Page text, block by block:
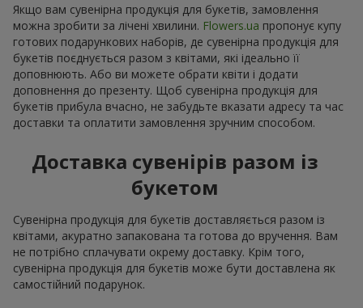
Якщо вам сувенірна продукція для букетів, замовлення
можна зробити за лічені хвилини. Flowers.ua пропонує купу
готових подарункових наборів, де сувенірна продукція для
букетів поєднується разом з квітами, які ідеально її
доповнюють. Або ви можете обрати квіти і додати
доповнення до презенту. Щоб сувенірна продукція для
букетів прибула вчасно, не забудьте вказати адресу та час
доставки та оплатити замовлення зручним способом.
Доставка сувенірів разом із
букетом
Сувенірна продукція для букетів доставляється разом із
квітами, акуратно запакована та готова до вручення. Вам
не потрібно сплачувати окрему доставку. Крім того,
сувенірна продукція для букетів може бути доставлена як
самостійний подарунок.